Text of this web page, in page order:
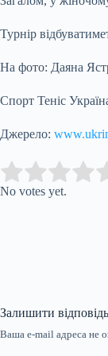
Турнір
На фото: Даяна
Спорт Теніс
Джерело:
Rate this item:
No votes yet.
Залишити відповідь
Ваша e-mail адреса не